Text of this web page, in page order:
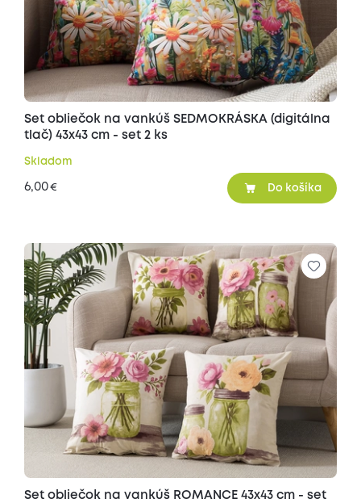
Set obliečok na vankúš SEDMOKRÁSKA (digitálna
tlač) 43x43 cm - set 2 ks
Skladom
6,00€ Do košíka
Set obliečok na vankúš ROMANCE 43x43 cm - set